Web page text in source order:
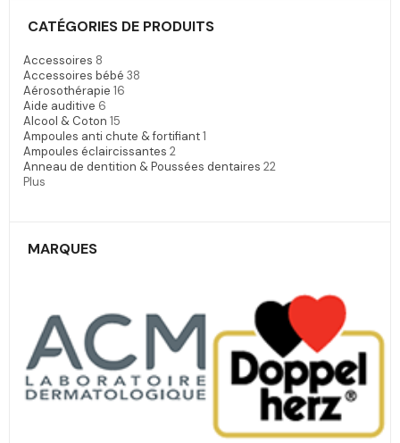
CATÉGORIES DE PRODUITS
Accessoires 8
Accessoires bébé 38
Aérosothérapie 16
Aide auditive 6
Alcool & Coton 15
Ampoules anti chute & fortifiant1
Ampoules éclaircissantes 2
Anneau de dentition & Poussées dentaires 22
Plus
MARQUES